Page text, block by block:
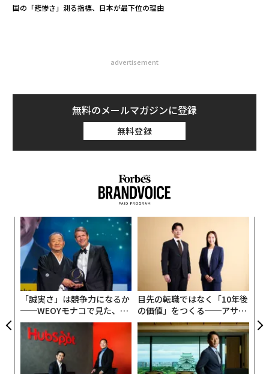
国の「悲惨さ」測る指標、日本が最下位の理由
advertisement
無料のメールマガジンに登録
無料登録
「誠実さ」は競争力になるか
──WEOYモナコで見た、く
ら寿司の経営哲学
目先の転職ではなく「10年後
の価値」をつくる──アサイ
ンの長期伴走型支援とは